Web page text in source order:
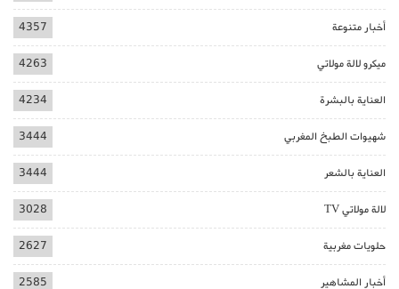
أخبار متنوعة 4357
ميكرو لالة مولاتي 4263
العناية بالبشرة 4234
شهيوات الطبخ المغربي 3444
العناية بالشعر 3444
لالة مولاتي TV 3028
حلويات مغربية 2627
أخبار المشاهير 2585